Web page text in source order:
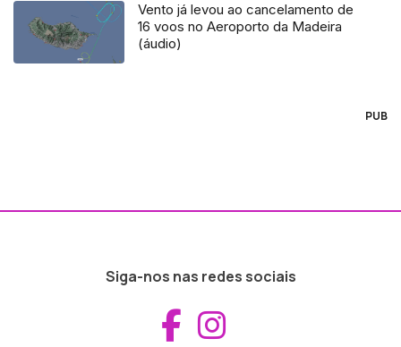
Vento já levou ao cancelamento de
16 voos no Aeroporto da Madeira
(áudio)
PUB
Siga-nos nas redes sociais
Aceder ao